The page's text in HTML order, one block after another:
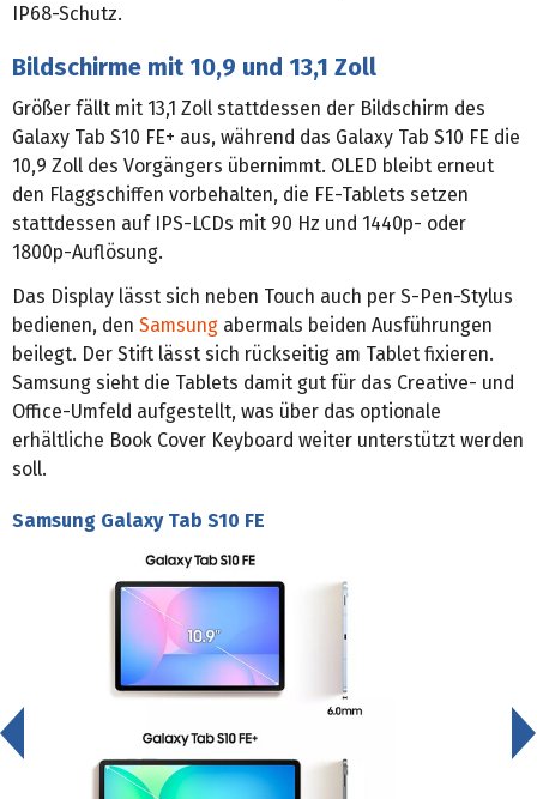
IP68-Schutz.
Bildschirme mit 10,9 und 13,1 Zoll
Größer fällt mit 13,1 Zoll stattdessen der Bildschirm des
Galaxy Tab S10 FE+ aus, während das Galaxy Tab S10 FE die
10,9 Zoll des Vorgängers übernimmt. OLED bleibt erneut
den Flaggschiffen vorbehalten, die FE-Tablets setzen
stattdessen auf IPS-LCDs mit 90 Hz und 1440p- oder
1800p-Auflösung.
Das Display lässt sich neben Touch auch per S-Pen-Stylus
bedienen, den Samsung abermals beiden Ausführungen
beilegt. Der Stift lässt sich rückseitig am Tablet fixieren.
Samsung sieht die Tablets damit gut für das Creative- und
Office-Umfeld aufgestellt, was über das optionale
erhältliche Book Cover Keyboard weiter unterstützt werden
soll.
Samsung Galaxy Tab S10 FE
<